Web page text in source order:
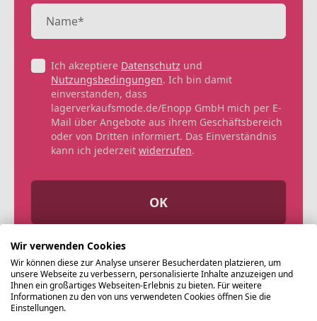
Ich akzeptiere Datenschutz und
Nutzungsbedingungen. Ich bin damit
einverstanden, dass
lagerverkaufsmode.de/Enopp GmbH mich per E-
Mail über Angebote aus ihrem Geschäftsbereich
oder von Dritten informiert. Das Einverständnis
kann ich jederzeit widerrufen.
OK
Wir verwenden Cookies
Wir können diese zur Analyse unserer Besucherdaten platzieren, um
unsere Webseite zu verbessern, personalisierte Inhalte anzuzeigen und
Ihnen ein großartiges Webseiten-Erlebnis zu bieten. Für weitere
Informationen zu den von uns verwendeten Cookies öffnen Sie die
Einstellungen.